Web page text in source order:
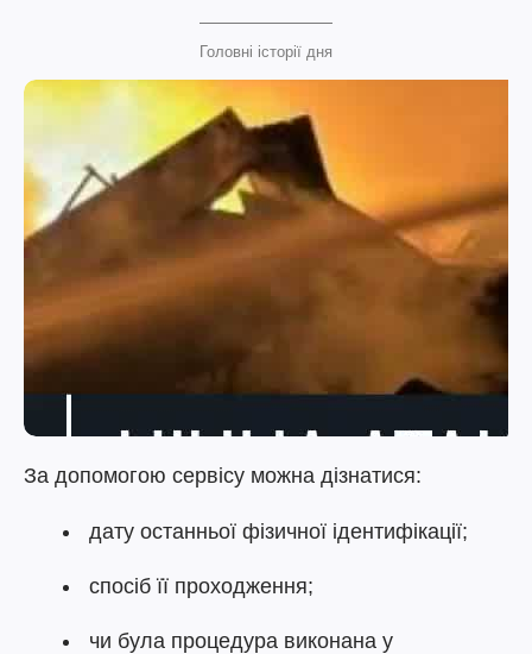
Головні історії дня
За допомогою сервісу можна дізнатися:
дату останньої фізичної ідентифікації;
спосіб її проходження;
чи була процедура виконана у